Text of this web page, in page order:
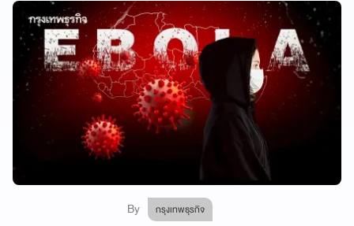
By กรุงเทพธุรกิจ